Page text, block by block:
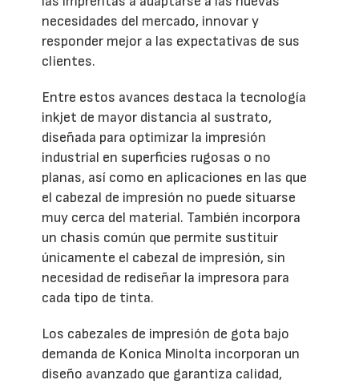
necesidades del mercado, innovar y
responder mejor a las expectativas de sus
clientes.
Entre estos avances destaca la tecnología
inkjet de mayor distancia al sustrato,
diseñada para optimizar la impresión
industrial en superficies rugosas o no
planas, así como en aplicaciones en las que
el cabezal de impresión no puede situarse
muy cerca del material. También incorpora
un chasis común que permite sustituir
únicamente el cabezal de impresión, sin
necesidad de rediseñar la impresora para
cada tipo de tinta.
Los cabezales de impresión de gota bajo
demanda de Konica Minolta incorporan un
diseño avanzado que garantiza calidad,